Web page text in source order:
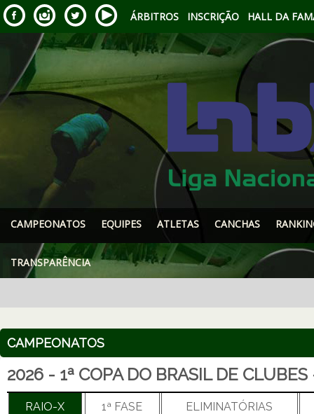
ÁRBITROS INSCRIÇÃO HALL DA
CAMPEONATOS EQUIPES ATLETAS CANCHAS
TRANSPARÊNCIA
CAMPEONATOS
2026 - 1ª COPA DO BRASIL DE
RAIO-X 1ª FASE ELIMINATÓRIAS